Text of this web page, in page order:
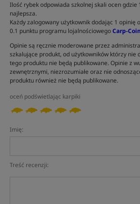
Ilość rybek odpowiada szkolnej skali ocen gdzie
najlepsza.
Każdy zalogowany użytkownik dodając 1 opinię
0.1 punktu programu lojalnościowegoCarp-
Opinie są ręcznie moderowane przez
szkalujące produkt, od użytkowników którzy nie
tego produktu nie będą publikowane. Opinie z
zewnętrznymi, niezrozumiałe oraz nie
produktu również nie będą publikowane.
oceń podświetlając karpiki
Imię:
Treść recenzji: